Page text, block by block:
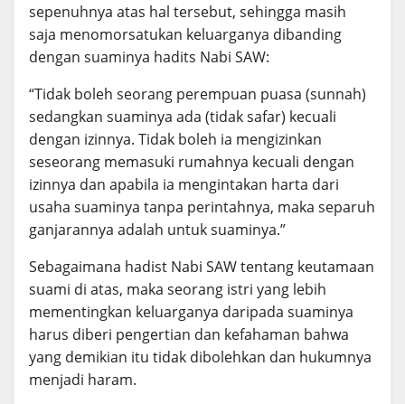
sepenuhnya atas hal tersebut, sehingga masih
saja menomorsatukan keluarganya dibanding
dengan suaminya hadits Nabi SAW:
“Tidak boleh seorang perempuan puasa (sunnah)
sedangkan suaminya ada (tidak safar) kecuali
dengan izinnya. Tidak boleh ia mengizinkan
seseorang memasuki rumahnya kecuali dengan
izinnya dan apabila ia mengintakan harta dari
usaha suaminya tanpa perintahnya, maka separuh
ganjarannya adalah untuk suaminya.”
Sebagaimana hadist Nabi SAW tentang keutamaan
suami di atas, maka seorang istri yang lebih
mementingkan keluarganya daripada suaminya
harus diberi pengertian dan kefahaman bahwa
yang demikian itu tidak dibolehkan dan hukumnya
menjadi haram.